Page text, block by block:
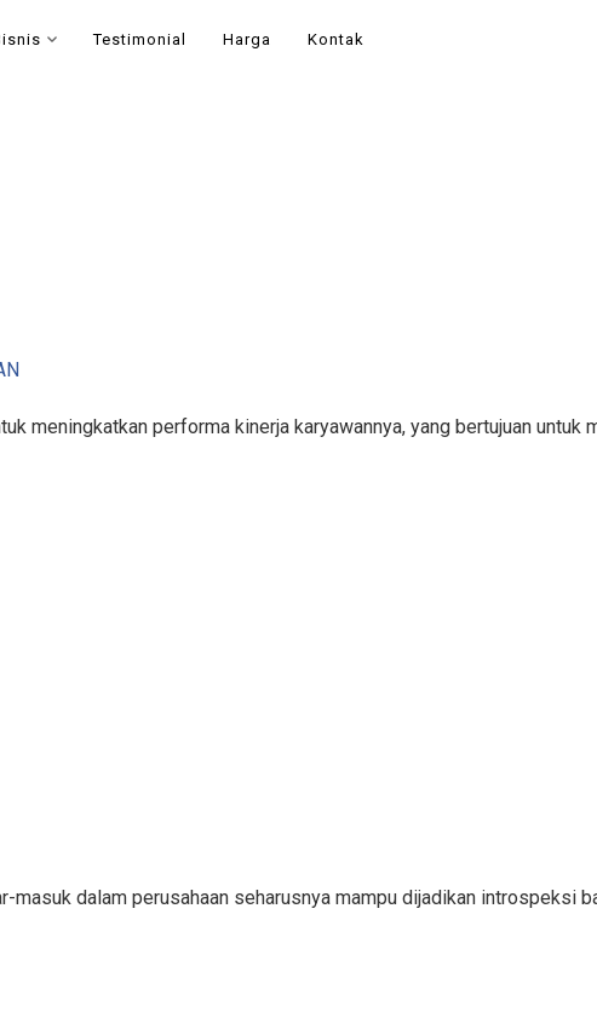
Testimonial Harga Kontak
meningkatkan performa kinerja karyawannya, yang bertujuan
masuk dalam perusahaan seharusnya mampu dijadikan introspeksi